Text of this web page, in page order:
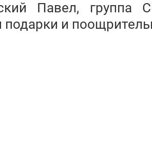
Павел,
подарки и